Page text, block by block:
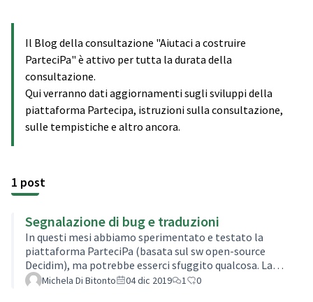
Il Blog della consultazione "Aiutaci a costruire
ParteciPa" è attivo per tutta la durata della
consultazione.
Qui verranno dati aggiornamenti sugli sviluppi della
piattaforma Partecipa, istruzioni sulla consultazione,
sulle tempistiche e altro ancora.
1 post
Segnalazione di bug e traduzioni
In questi mesi abbiamo sperimentato e testato la
piattaforma ParteciPa (basata sul sw open-source
Decidim), ma potrebbe esserci sfuggito qualcosa. La
vera prova del 9, soprattutto in piattaforme
Michela Di Bitonto 04 dic 2019 1 0